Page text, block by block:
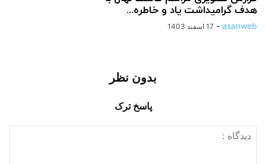
هدف گرامیداشت یاد و خاطره...
asanweb
- 17 اسفند 1403
بدون نظر
پاسخ ترک